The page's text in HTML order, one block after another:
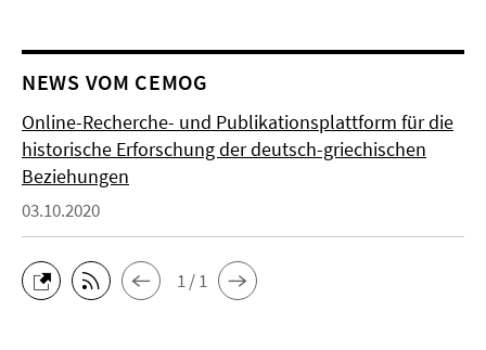
NEWS VOM CEMOG
Online-Recherche- und Publikationsplattform für die
historische Erforschung der deutsch-griechischen
Beziehungen
03.10.2020
1 / 1